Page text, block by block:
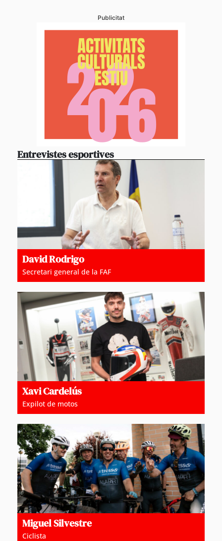
Publicitat
Entrevistes esportives
David Rodrigo
Secretari general de la FAF
Xavi Cardelús
Expilot de motos
Miguel Silvestre
Ciclista